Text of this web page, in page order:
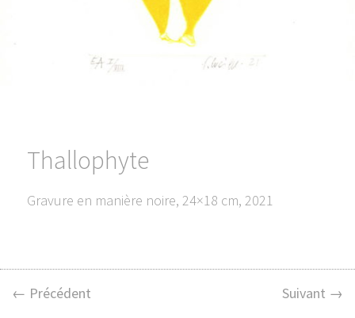
Thallophyte
Gravure en manière noire, 24×18 cm, 2021
← Précédent Suivant →